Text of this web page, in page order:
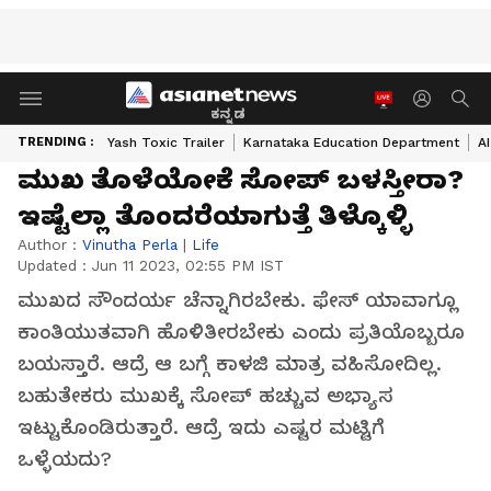
ಕನ್ನಡ
TRENDING : Yash Toxic Trailer Karnataka Education Department
ಮುಖ ತೊಳೆಯೋಕೆ ಸೋಪ್ ಬಳಸ್ತೀರಾ?
ಇಷ್ಟೆಲ್ಲಾ ತೊಂದರೆಯಾಗುತ್ತೆ ತಿಳ್ಕೊಳ್ಳಿ
Author : Vinutha Perla | Life
Updated : Jun 11 2023, 02:55 PM IST
ಮುಖದ ಸೌಂದರ್ಯ ಚೆನ್ನಾಗಿರಬೇಕು. ಫೇಸ್ ಯಾವಾಗ್ಲೂ
ಕಾಂತಿಯುತವಾಗಿ ಹೊಳಿತೀರಬೇಕು ಎಂದು ಪ್ರತಿಯೊಬ್ಬರೂ
ಬಯಸ್ತಾರೆ. ಆದ್ರೆ ಆ ಬಗ್ಗೆ ಕಾಳಜಿ ಮಾತ್ರ ವಹಿಸೋದಿಲ್ಲ.
ಬಹುತೇಕರು ಮುಖಕ್ಕೆ ಸೋಪ್ ಹಚ್ಚುವ ಅಭ್ಯಾಸ
ಇಟ್ಟುಕೊಂಡಿರುತ್ತಾರೆ. ಆದ್ರೆ ಇದು ಎಷ್ಟರ ಮಟ್ಟಿಗೆ
ಒಳ್ಳೆಯದು?